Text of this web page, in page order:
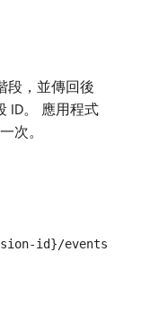
段，並傳回後
ID。 應用程式
次。
id}/events